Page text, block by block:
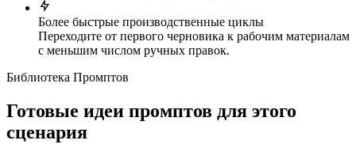
Более быстрые производственные циклы
Переходите от первого черновика к рабочим материалам
с меньшим числом ручных правок.
Библиотека Промптов
Готовые идеи промптов для этого
сценария